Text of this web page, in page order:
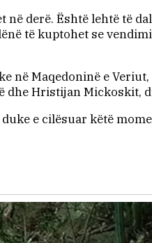
derë. Është lehtë të
të kuptohet se
Maqedoninë e
Hristijan Mickoskit,
e cilësuar këtë